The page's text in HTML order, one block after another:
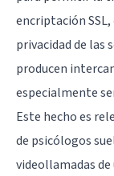
encriptación
privacidad de las
producen
especialmente
Este hecho es
de psicólogos
videollamadas